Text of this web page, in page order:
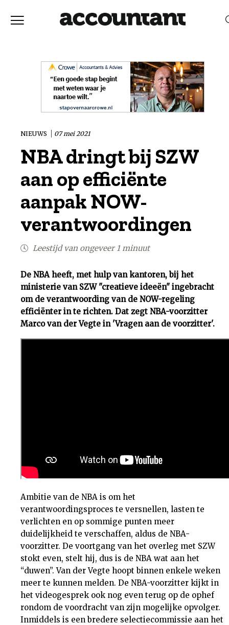
Vaktechniek
Achtergrond
Uit
Feiten
Cijfers
Nieuwsbrief
Contact
NIEUWS 07 mei 2021
NBA dringt bij SZW
aan op efficiënte
aanpak NOW-
verantwoordingen
Leestijd van ongeveer 1 minuut
De NBA heeft, met hulp van kantoren, bij het
ministerie van SZW "creatieve ideeën" ingebracht
om de verantwoording van de NOW-regeling
efficiënter in te richten. Dat zegt NBA-voorzitter
Marco van der Vegte in 'Vragen aan de voorzitter'.
Ambitie van de NBA is om het
verantwoordingsproces te versnellen, lasten te
verlichten en op sommige punten meer
duidelijkheid te verschaffen, aldus de NBA-
voorzitter. De voortgang van het overleg met SZW
stokt even, stelt hij, dus is de NBA wat aan het
“duwen”. Van der Vegte hoopt binnen enkele weken
meer te kunnen melden. De NBA-voorzitter kijkt in
het videogesprek ook nog even terug op de ophef
rondom de voordracht van zijn mogelijke opvolger.
Inmiddels is een bredere selectiecommissie aan het
RELEVANTIEDATUM